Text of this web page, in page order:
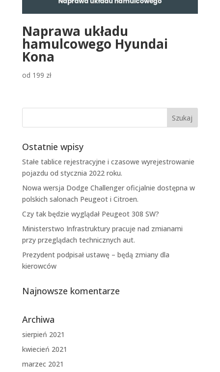
Naprawa układu
hamulcowego Hyundai
Kona
od 199 zł
Ostatnie wpisy
Stałe tablice rejestracyjne i czasowe wyrejestrowanie
pojazdu od stycznia 2022 roku.
Nowa wersja Dodge Challenger oficjalnie dostępna w
polskich salonach Peugeot i Citroen.
Czy tak będzie wyglądał Peugeot 308 SW?
Ministerstwo Infrastruktury pracuje nad zmianami
przy przeglądach technicznych aut.
Prezydent podpisał ustawę – będą zmiany dla
kierowców
Najnowsze komentarze
Archiwa
sierpień 2021
kwiecień 2021
marzec 2021